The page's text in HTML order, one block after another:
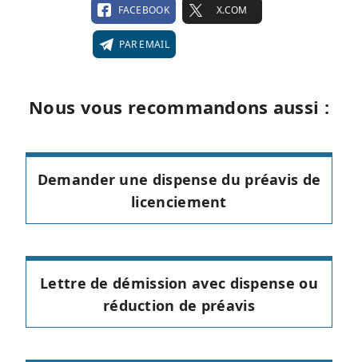
FACEBOOK X.COM
PAR EMAIL
Nous vous recommandons aussi :
Demander une dispense du préavis de
licenciement
Lettre de démission avec dispense ou
réduction de préavis